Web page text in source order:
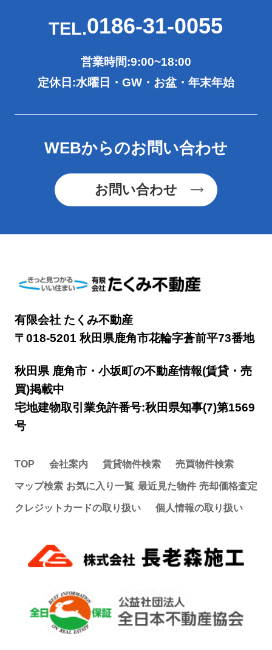
TEL.0186-31-0055
営業時間:9:00~18:00
定休日:水曜日・GW・お盆・年末年始
WEBからのお問い合わせ
お問い合わせ
有限会社 たくみ不動産
〒018-5201 秋田県鹿角市花輪字蒼前平73番地
秋田県 鹿角市・小坂町の不動産情報(賃貸・売
買)掲載中
宅地建物取引業免許番号:秋田県知事(7)第1569
号
TOP 会社案内 賃貸物件検索 売買物件検索
マップ検索 お気に入り一覧 最近見た物件 売却価格査定
クレジットカードの取り扱い 個人情報の取り扱い